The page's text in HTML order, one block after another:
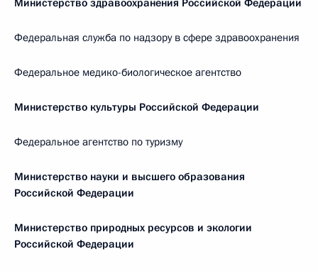
Министерство здравоохранения Российской Федерации
Федеральная служба по надзору в сфере здравоохранения
Федеральное медико-биологическое агентство
Министерство культуры Российской Федерации
Федеральное агентство по туризму
Министерство науки и высшего образования
Российской Федерации
Министерство природных ресурсов и экологии
Российской Федерации